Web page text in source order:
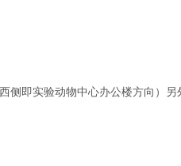
侧即实验动物中心办公楼方向）另